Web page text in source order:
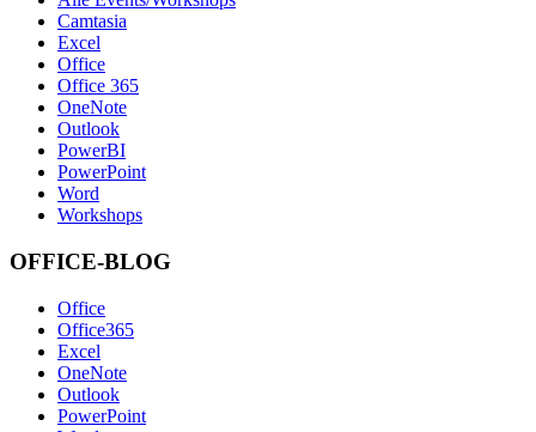
Camtasia
Excel
Office
Office 365
OneNote
Outlook
PowerBI
PowerPoint
Word
Workshops
OFFICE-BLOG
Office
Office365
Excel
OneNote
Outlook
PowerPoint